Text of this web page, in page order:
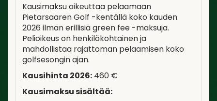
Kausimaksu oikeuttaa pelaamaan
Pietarsaaren Golf -kentällä koko kauden
2026 ilman erillisiä green fee -maksuja.
Pelioikeus on henkilökohtainen ja
mahdollistaa rajattoman pelaamisen koko
golfsesongin ajan.
Kausihinta 2026: 460 €
Kausimaksu sisältää: